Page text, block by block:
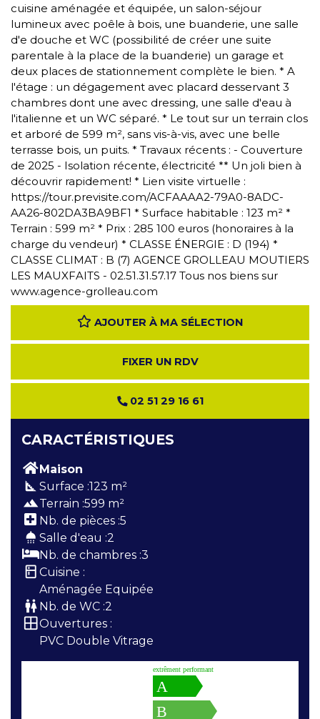
cuisine aménagée et équipée, un salon-séjour
lumineux avec poêle à bois, une buanderie, une salle
d'e douche et WC (possibilité de créer une suite
parentale à la place de la buanderie) un garage et
deux places de stationnement complète le bien. * A
l'étage : un dégagement avec placard desservant 3
chambres dont une avec dressing, une salle d'eau à
l'italienne et un WC séparé. * Le tout sur un terrain clos
et arboré de 599 m², sans vis-à-vis, avec une belle
terrasse bois, un puits. * Travaux récents : - Couverture
de 2025 - Isolation récente, électricité ** Un joli bien à
découvrir rapidement! * Lien visite virtuelle :
https://tour.previsite.com/ACFAAAA2-79A0-8ADC-
AA26-802DA3BA9BF1 * Surface habitable : 123 m² *
Terrain : 599 m² * Prix : 285 100 euros (honoraires à la
charge du vendeur) * CLASSE ÉNERGIE : D (194) *
CLASSE CLIMAT : B (7) AGENCE GROLLEAU MOUTIERS
LES MAUXFAITS - 02.51.31.57.17 Tous nos biens sur
www.agence-grolleau.com
AJOUTER À MA SÉLECTION
FIXER UN RDV
02 51 29 16 61
CARACTÉRISTIQUES
Maison
square_foot Surface :123 m²
terrainTerrain :599 m²
Nb. de pièces :5
shower Salle d'eau :2
Nb. de chambres :3
kitchen Cuisine :
Aménagée Equipée
wc Nb. de WC :2
window Ouvertures :
PVC Double Vitrage